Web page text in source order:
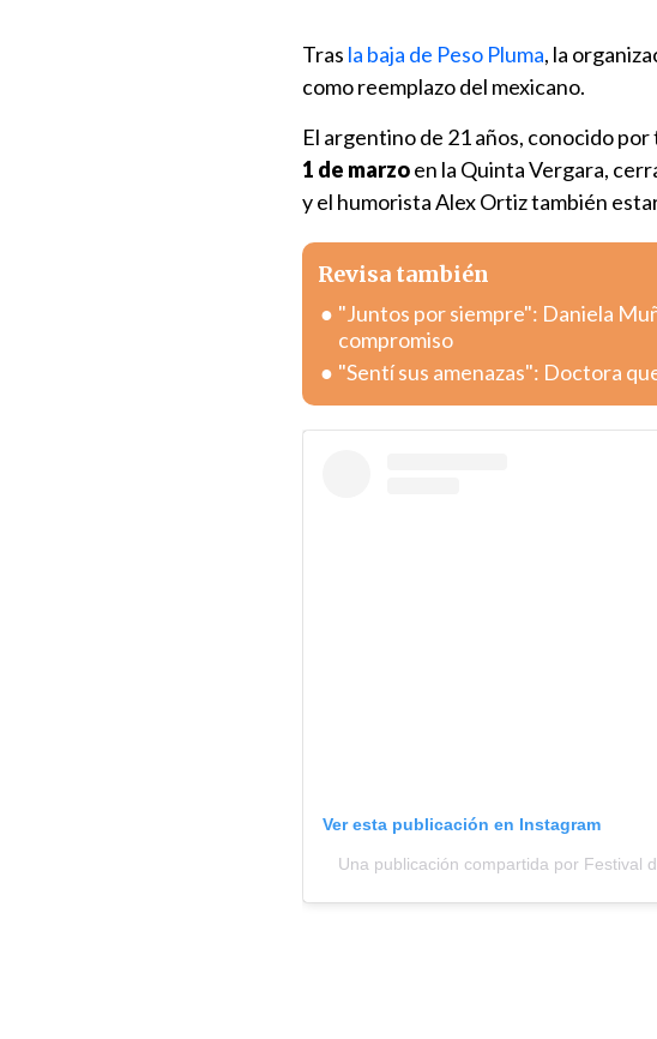
Tras la baja de Peso Pluma, la
como reemplazo del mexicano.
El argentino de 21 años, conocido
1 de marzoen la Quinta Vergara,
y el humorista Alex Ortiz también
Revisa también
"Juntos por siempre": Daniela
compromiso
"Sentí sus amenazas": Doctora
Ver esta publicación en Instagram
Una publicación compartida por Festival